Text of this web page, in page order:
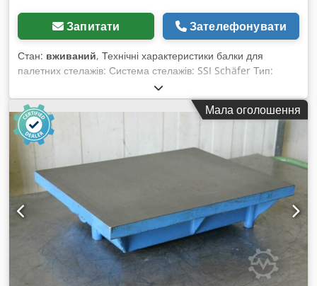
Запитати Зателефонувати
Стан: вживаний, Технічні характеристики балки для
палетних стелажів: Система стелажів: SSI Schäfer Тип:
PR600 У комплект постачання входить: 01x Балка для
палетних стелажів, вживана Колір матеріалу: RAL 5010
енціаново-синій Crjdpfjtqrz Nox Aftsf Профіль INP: 80 x 42
мм Тип балки: TRV1-180-08-l Замок: 5 HK (гачків) Чиста
довжина: прибл. 1 800 мм Максимальне навантаження на
пару балок: 3 000 кг при рівномірно розподіленому
навантаженні 02x Фіксуючі шплінти, вживані Виконання:
повністю оцинковані Для фіксації поздовжніх балок від
випадкового підйому Ваші контактні особи у нашій компанії:
Пан: Андре Еверінг Пан: Маріо Кльовер Пан: Фальк Дойч
Загальна інформація про товар: Цей товар доступний лише
для самовивозу. Доставка чи пересилання цього товару
можлива за додаткову оплату, яку можна уточнити у нас
окремо, в залежності від місця доставки або обсягу
Мала оголошення